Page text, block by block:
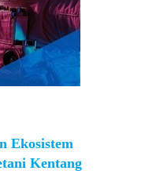
Ekosistem
Kentang